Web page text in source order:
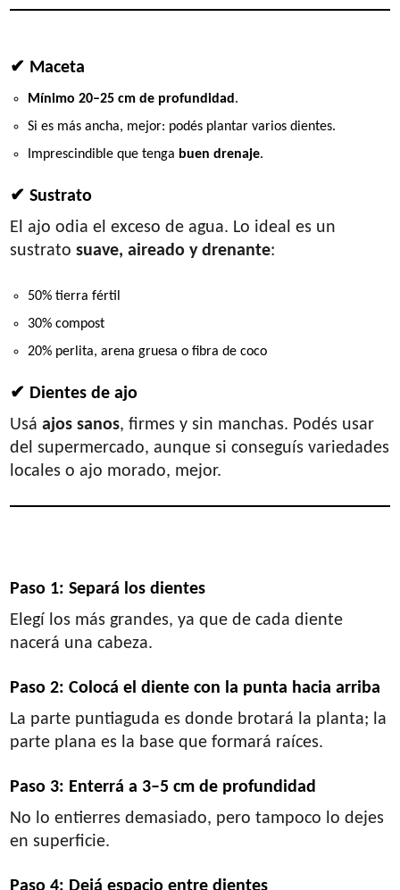
✔ Maceta
Mínimo 20–25 cm de profundidad .
Si es más ancha, mejor: podés plantar varios dientes.
Imprescindible que tenga buen drenaje.
✔ Sustrato
El ajo odia el exceso de agua. Lo ideal es un
sustratosuave, aireado y drenante:
50% tierra fértil
30% compost
20% perlita, arena gruesa o fibra de coco
✔ Dientes de ajo
Usáajos sanos, firmes y sin manchas. Podés usar
del supermercado, aunque si conseguís variedades
locales o ajo morado, mejor.
Paso 1: Separá los dientes
Elegí los más grandes, ya que de cada diente
nacerá una cabeza.
Paso 2: Colocá el diente con la punta hacia arriba
La parte puntiaguda es donde brotará la planta; la
parte plana es la base que formará raíces.
Paso 3: Enterrá a 3–5 cm de profundidad
No lo entierres demasiado, pero tampoco lo dejes
en superficie.